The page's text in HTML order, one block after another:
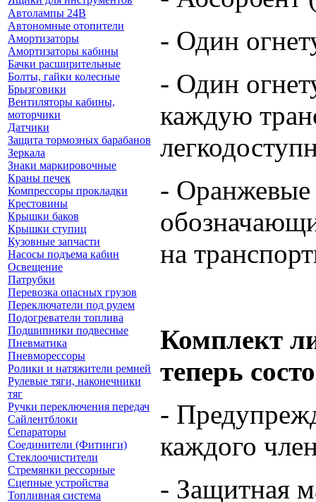
Автолампы 24В
Автономные отопители
Амортизаторы
Амортизаторы кабины
Бачки расширительные
Болты, гайки колесные
Брызговики
Вентиляторы кабины,
моторчики
Датчики
Защита тормозных барабанов
Зеркала
Знаки маркировочные
Краны печек
Компрессоры прокладки
Крестовины
Крышки баков
Крышки ступиц
Кузовные запчасти
Насосы подъема кабин
Освещение
Патрубки
Перевозка опасных грузов
Переключатели под рулем
Подогреватели топлива
Подшипники подвесные
Пневматика
Пневморессоры
Ролики и натяжители ремней
Рулевые тяги, наконечники
тяг
Ручки переключения передач
Сайлентблоки
Сепараторы
Соединители (Фитинги)
Стеклоочистители
Стремянки рессорные
Сцепные устройства
Топливная система
- Один
- Один
каждую
-
на
Комплект
теперь
-
каждого
- Защитная